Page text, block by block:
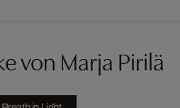
von Marja Pirilä